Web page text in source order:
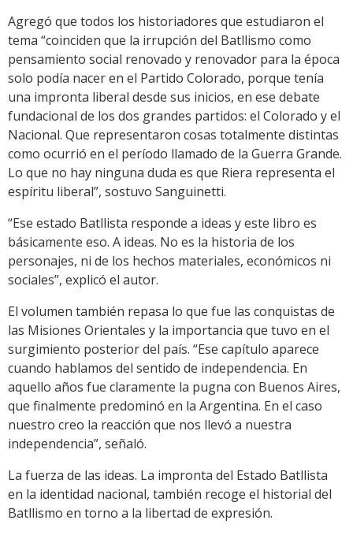
Agregó que todos los historiadores que estudiaron el
tema “coinciden que la irrupción del Batllismo como
pensamiento social renovado y renovador para la época
solo podía nacer en el Partido Colorado, porque tenía
una impronta liberal desde sus inicios, en ese debate
fundacional de los dos grandes partidos: el Colorado y el
Nacional. Que representaron cosas totalmente distintas
como ocurrió en el período llamado de la Guerra Grande.
Lo que no hay ninguna duda es que Riera representa el
espíritu liberal”, sostuvo Sanguinetti.
“Ese estado Batllista responde a ideas y este libro es
básicamente eso. A ideas. No es la historia de los
personajes, ni de los hechos materiales, económicos ni
sociales”, explicó el autor.
El volumen también repasa lo que fue las conquistas de
las Misiones Orientales y la importancia que tuvo en el
surgimiento posterior del país. “Ese capítulo aparece
cuando hablamos del sentido de independencia. En
aquello años fue claramente la pugna con Buenos Aires,
que finalmente predominó en la Argentina. En el caso
nuestro creo la reacción que nos llevó a nuestra
independencia”, señaló.
La fuerza de las ideas. La impronta del Estado Batllista
en la identidad nacional, también recoge el historial del
Batllismo en torno a la libertad de expresión.